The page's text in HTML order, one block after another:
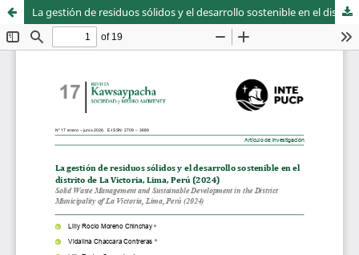
La gestión de residuos sólidos y el desarrollo sostenible en el distrito de La Victoria, Lima, Perú (2024)